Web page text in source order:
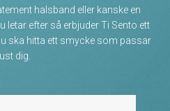
halsband eller kanske en
letar efter så erbjuder Ti Sento ett
ska hitta ett smycke som passar
dig.